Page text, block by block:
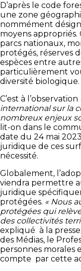
D’après le code
une zone
nommément
moyens
parcs nationaux,
protégés, réserves
espèces entre
particulièrement
diversité biologique.
C’est à l’observation
international sur la
nombreux enjeux
lit-on dans le
date du 24 mai
juridique de ces
nécessité.
Globalement,
viendra permettre
juridique
protégées. « Nous
protégées qui
des collectivités
expliqué à la
des Médias, le
personnes morales
compte par cette